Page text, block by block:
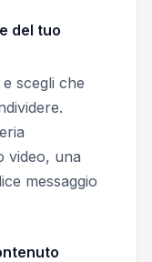
del tuo
e scegli che
video, una
messaggio